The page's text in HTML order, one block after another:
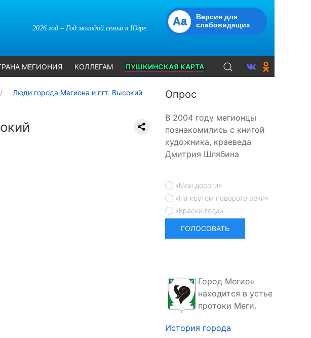
2026 год – Год молодой семьи в Югре
Aa
Версия для
слабовидящих
МЕГИОНИЯ КОЛЛЕГАМ ПУШКИНСКАЯ КАРТА
Люди города Мегиона и пгт. Высокий
Опрос
В 2004 году мегионцы
познакомились с книгой
художника, краеведа
Дмитрия Шлябина
«Мои дороги»
«На крутом повороте реки»
«Краски года»
Город Мегион
находится в устье
протоки Меги.
История города